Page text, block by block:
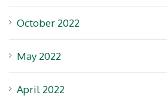
October 2022
May 2022
April 2022